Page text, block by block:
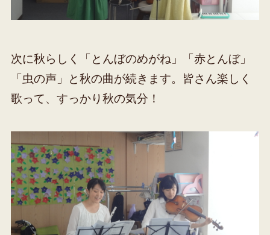
次に秋らしく「とんぼのめがね」「赤とんぼ」
「虫の声」と秋の曲が続きます。皆さん楽しく
歌って、すっかり秋の気分！